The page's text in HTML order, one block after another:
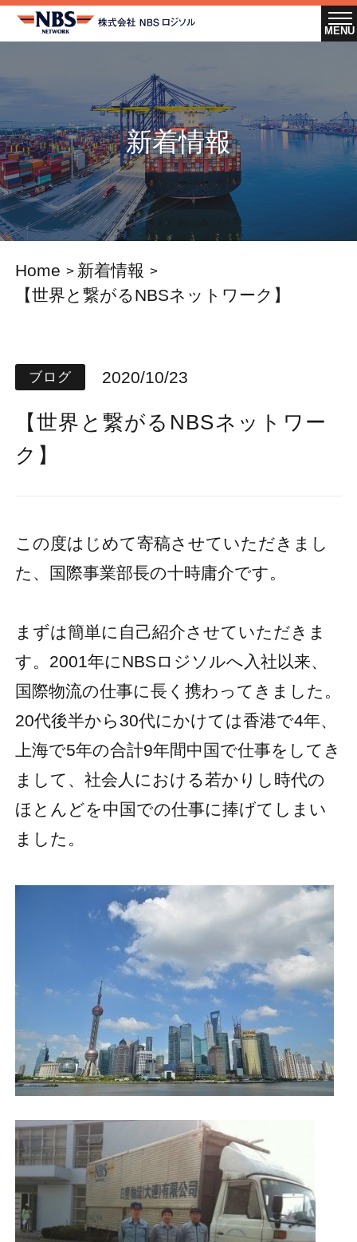
新着情報
Home
新着情報
【世界と繋がるNBSネットワーク】
ブログ 2020/10/23
【世界と繋がるNBSネットワー
ク】
この度はじめて寄稿させていただきまし
た、国際事業部長の十時庸介です。
まずは簡単に自己紹介させていただきま
す。2001年にNBSロジソルへ入社以来、
国際物流の仕事に長く携わってきました。
20代後半から30代にかけては香港で4年、
上海で5年の合計9年間中国で仕事をしてき
まして、社会人における若かりし時代の
ほとんどを中国での仕事に捧げてしまい
ました。